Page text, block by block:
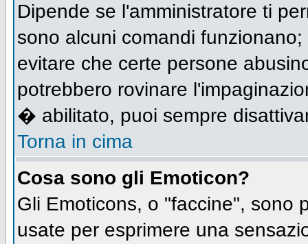
Dipende se l'amministratore ti
sono alcuni comandi
evitare che certe persone
potrebbero rovinare
� abilitato, puoi sempre
Torna in cima
Cosa sono gli Emoticon?
Gli Emoticons, o "faccine", sono
usate per esprimere una